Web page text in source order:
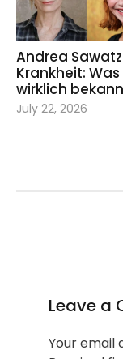
Andrea
Krankheit: Was
wirklich
July 22, 2026
Leave a
Your email